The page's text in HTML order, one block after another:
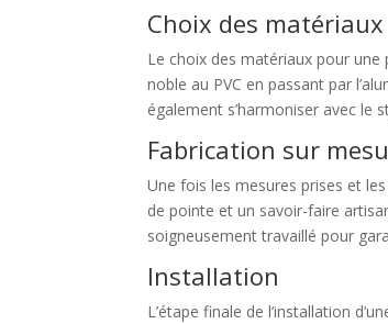
Choix des matériaux
Le choix des matériaux pour
noble au PVC en passant par
également s’harmoniser avec le
Fabrication sur
Une fois les mesures prises et
de pointe et un savoir-faire
soigneusement travaillé pour
Installation
L’étape finale de l’installation